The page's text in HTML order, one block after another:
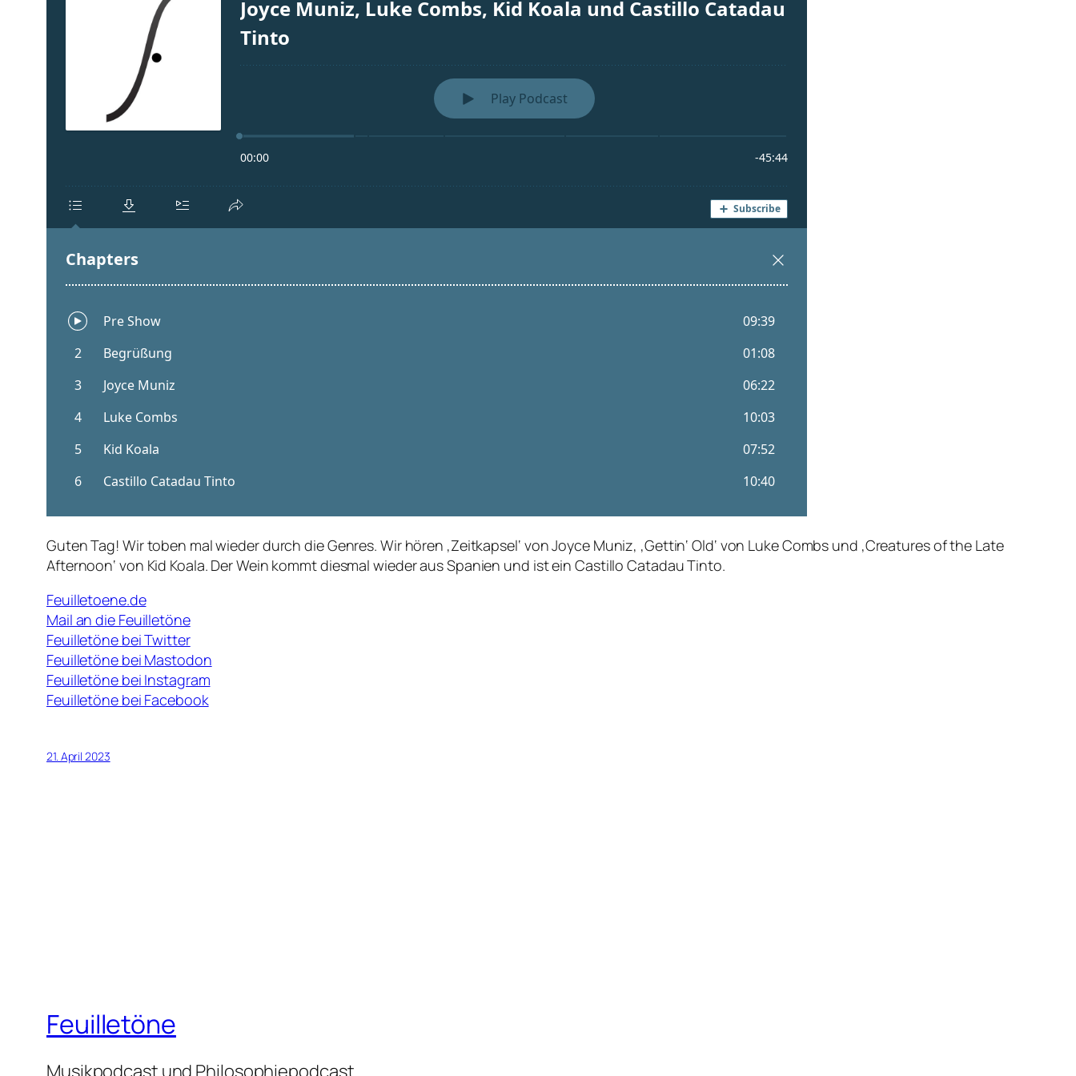
Guten Tag! Wir toben mal wieder durch die Genres. Wir hören ‚Zeitkapsel‘ von Joyce Muniz, ‚Gettin‘ Old‘ von Luke Combs und ‚Creatures of the Late
Afternoon‘ von Kid Koala. Der Wein kommt diesmal wieder aus Spanien und ist ein Castillo Catadau Tinto.
Feuilletoene.de
Mail an die Feuilletöne
Feuilletöne bei Twitter
Feuilletöne bei Mastodon
Feuilletöne bei Instagram
Feuilletöne bei Facebook
21. April 2023
Feuilletöne